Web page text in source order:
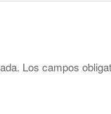
Los campos